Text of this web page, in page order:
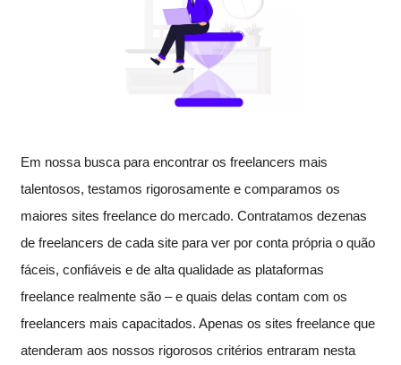
Em nossa busca para encontrar os freelancers mais
talentosos, testamos rigorosamente e comparamos os
maiores sites freelance do mercado. Contratamos dezenas
de freelancers de cada site para ver por conta própria o quão
fáceis, confiáveis e de alta qualidade as plataformas
freelance realmente são – e quais delas contam com os
freelancers mais capacitados. Apenas os sites freelance que
atenderam aos nossos rigorosos critérios entraram nesta